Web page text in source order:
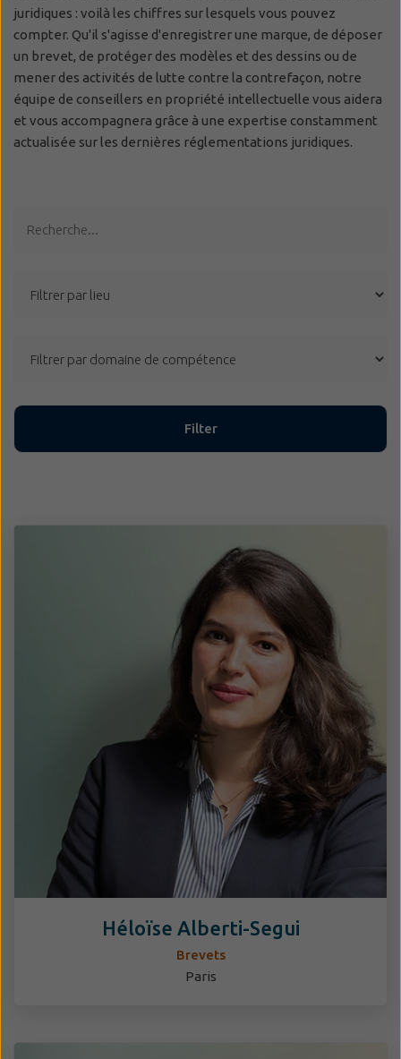
juridiques : voilà les chiffres sur lesquels vous pouvez
compter. Qu'il s'agisse d'enregistrer une marque, de déposer
un brevet, de protéger des modèles et des dessins ou de
mener des activités de lutte contre la contrefaçon, notre
équipe de conseillers en propriété intellectuelle vous aidera
et vous accompagnera grâce à une expertise constamment
actualisée sur les dernières réglementations juridiques.
Héloïse Alberti-Segui
Brevets
Paris